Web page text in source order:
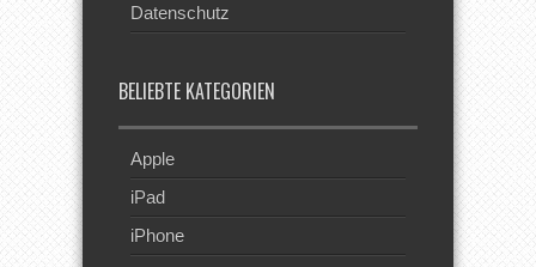
Datenschutz
BELIEBTE KATEGORIEN
Apple
iPad
iPhone